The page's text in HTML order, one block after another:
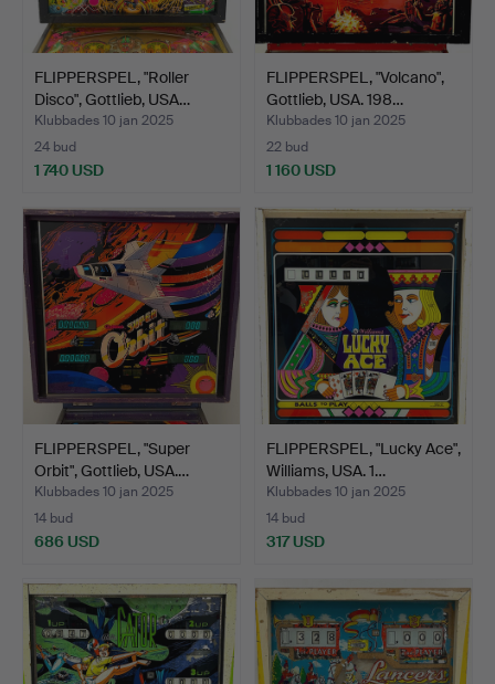
FLIPPERSPEL, "Roller
Disco", Gottlieb, USA…
Klubbades 10 jan 2025
24 bud
1 740 USD
FLIPPERSPEL, "Volcano",
Gottlieb, USA. 198…
Klubbades 10 jan 2025
22 bud
1 160 USD
FLIPPERSPEL, "Super
Orbit", Gottlieb, USA.…
Klubbades 10 jan 2025
14 bud
686 USD
FLIPPERSPEL, "Lucky Ace",
Williams, USA. 1…
Klubbades 10 jan 2025
14 bud
317 USD